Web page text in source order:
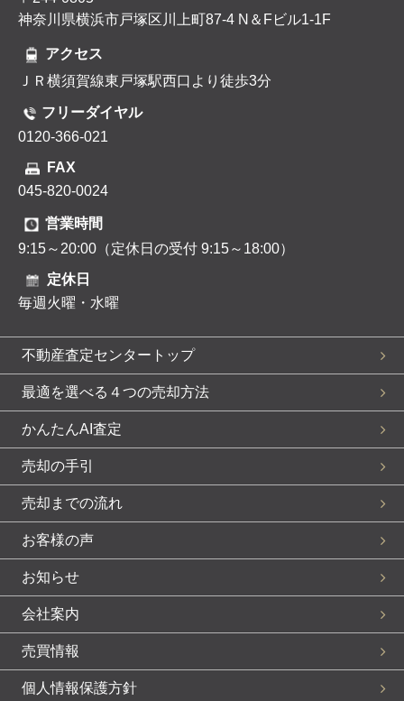
神奈川県横浜市戸塚区川上町87-4 N＆Fビル1-1F
アクセス
ＪＲ横須賀線東戸塚駅西口より徒歩3分
フリーダイヤル
0120-366-021
FAX
045-820-0024
営業時間
9:15～20:00（定休日の受付 9:15～18:00）
定休日
毎週火曜・水曜
不動産査定センタートップ
最適を選べる４つの売却方法
かんたんAI査定
売却の手引
売却までの流れ
お客様の声
お知らせ
会社案内
売買情報
個人情報保護方針